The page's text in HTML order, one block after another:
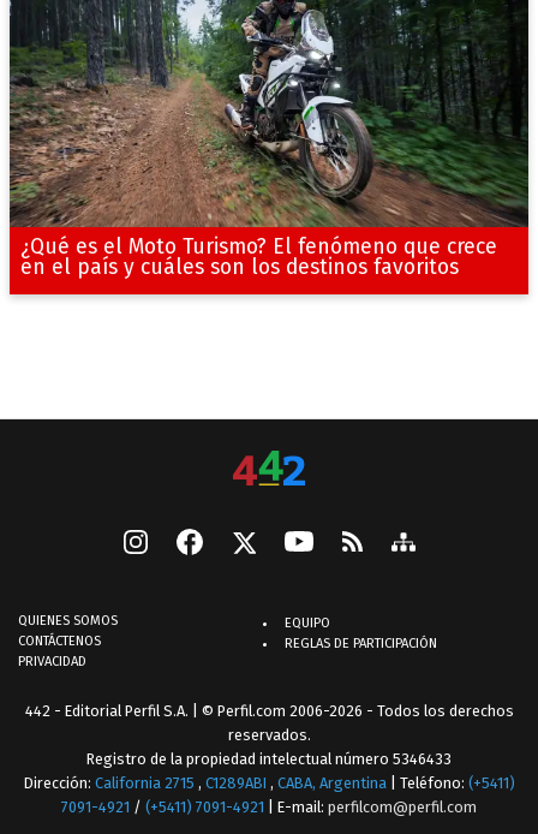
¿Qué es el Moto Turismo? El fenómeno que crece
en el país y cuáles son los destinos favoritos
QUIENES SOMOS
CONTÁCTENOS
PRIVACIDAD
EQUIPO
REGLAS DE PARTICIPACIÓN
442 - Editorial Perfil S.A. | © Perfil.com 2006-2026 - Todos los derechos
reservados.
Registro de la propiedad intelectual número 5346433
Dirección: California 2715 , C1289ABI , CABA, Argentina | Teléfono: (+5411)
7091-4921 / (+5411) 7091-4921 | E-mail: perfilcom@perfil.com